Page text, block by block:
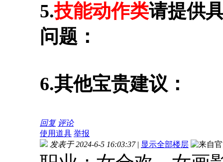
5.技能动作类请提供
问题：
6.其他宝贵建议：
回复 评论
使用道具 举报
发表于 2024-6-5 16:03:37 | 显示全部楼层